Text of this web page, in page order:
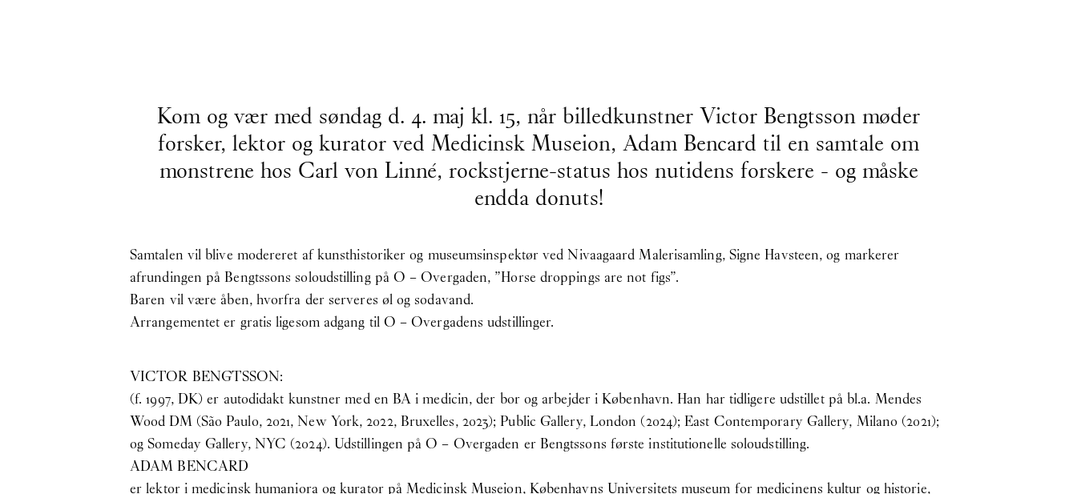
Kom og vær med søndag d. 4. maj kl. 15, når billedkunstner Victor Bengtsson møder
forsker, lektor og kurator ved Medicinsk Museion, Adam Bencard til en samtale om
monstrene hos Carl von Linné, rockstjerne-status hos nutidens forskere - og måske
endda donuts!
Samtalen vil blive modereret af kunsthistoriker og museumsinspektør ved Nivaagaard Malerisamling, Signe Havsteen, og markerer
afrundingen på Bengtssons soloudstilling på O – Overgaden, ”Horse droppings are not figs”.
Baren vil være åben, hvorfra der serveres øl og sodavand.
Arrangementet er gratis ligesom adgang til O – Overgadens udstillinger.
VICTOR BENGTSSON:
(f. 1997, DK) er autodidakt kunstner med en BA i medicin, der bor og arbejder i København. Han har tidligere udstillet på bl.a. Mendes
Wood DM (São Paulo, 2021, New York, 2022, Bruxelles, 2023); Public Gallery, London (2024); East Contemporary Gallery, Milano (2021);
og Someday Gallery, NYC (2024). Udstillingen på O – Overgaden er Bengtssons første institutionelle soloudstilling.
ADAM BENCARD
er lektor i medicinsk humaniora og kurator på Medicinsk Museion, Københavns Universitets museum for medicinens kultur og historie,